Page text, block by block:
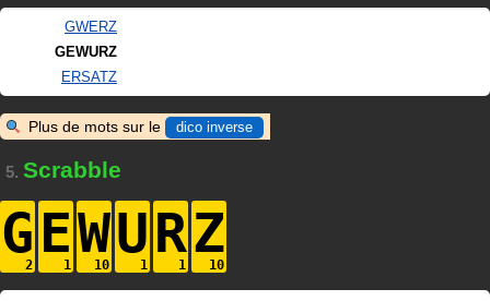
GWERZ
GEWURZ
ERSATZ
Plus de mots sur le dico inverse
5. Scrabble
GEWURZ